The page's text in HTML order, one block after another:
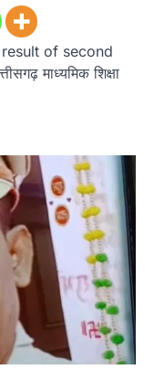
of second
माध्यमिक शिक्षा